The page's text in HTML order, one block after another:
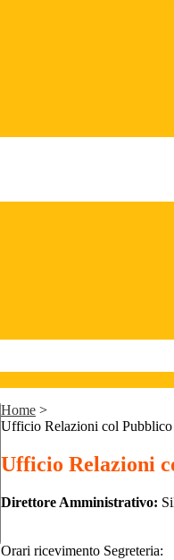
Home >
Ufficio Relazioni col Pubblico
Ufficio Relazioni
Direttore Amministrativo:
Orari ricevimento Segreteria: